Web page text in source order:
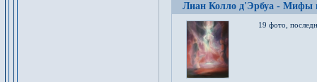
Лиан Колло д'Эрбуа - Мифы
19 фото,